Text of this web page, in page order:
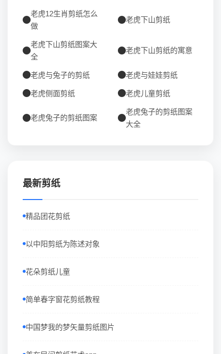
老虎12生肖剪纸怎么
做
老虎下山剪纸
老虎下山剪纸图案大
全
老虎下山剪纸的寓意
老虎与兔子的剪纸 老虎与娃娃剪纸
老虎侧面剪纸 老虎儿童剪纸
老虎兔子的剪纸图案
老虎兔子的剪纸图案
大全
最新剪纸
精品团花剪纸
以中阳剪纸为陈述对象
花朵剪纸儿童
简单春字窗花剪纸教程
中国梦我的梦矢量剪纸图片